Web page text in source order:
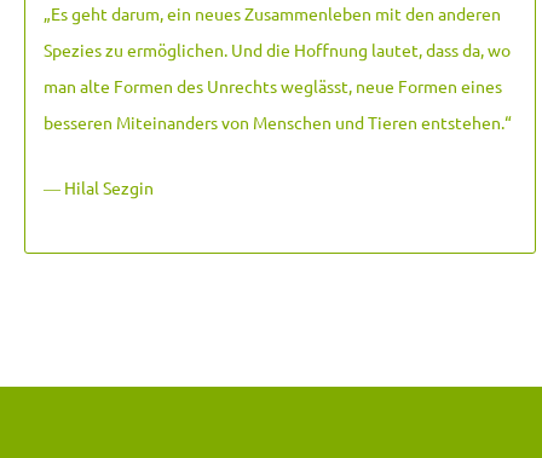
„Es geht darum, ein neues Zusammenleben mit den anderen
Spezies zu ermöglichen. Und die Hoffnung lautet, dass da, wo
man alte Formen des Unrechts weglässt, neue Formen eines
besseren Miteinanders von Menschen und Tieren entstehen.“
― Hilal Sezgin